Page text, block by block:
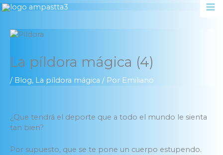
Ir
La píldora mágica (4)
/ Blog, La píldora mágica / Por Emiliano
¿Que tendrá el deporte que a todo el mundo le sienta
tan bien?
Por supuesto, que se te pone un cuerpo estupendo.